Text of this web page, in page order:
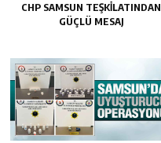
CHP SAMSUN TEŞKILATINDAN
GÜÇLÜ MESAJ